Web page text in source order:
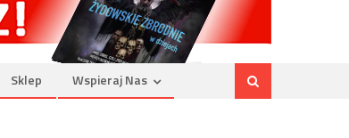
Sklep Wspieraj Nas